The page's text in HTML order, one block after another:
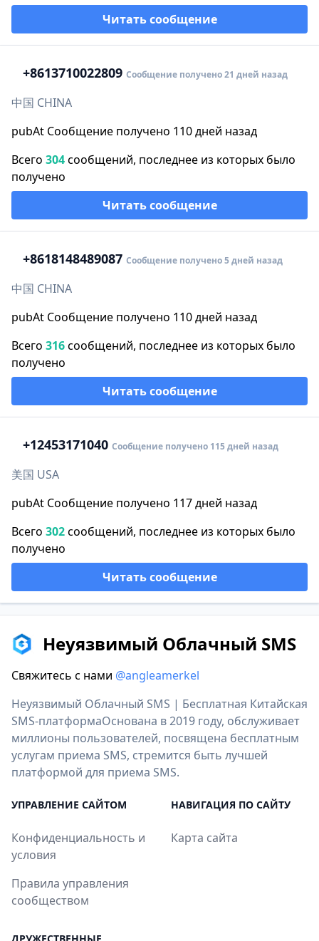
Читать сообщение
+8613710022809 Сообщение получено 21 дней назад
中国 CHINA
pubAt Сообщение получено 110 дней назад
Всего 304сообщений, последнее из которых было
получено
Читать сообщение
+8618148489087 Сообщение получено 5 дней назад
中国 CHINA
pubAt Сообщение получено 110 дней назад
Всего 316сообщений, последнее из которых было
получено
Читать сообщение
+12453171040 Сообщение получено 115 дней назад
美国 USA
pubAt Сообщение получено 117 дней назад
Всего 302сообщений, последнее из которых было
получено
Читать сообщение
Неуязвимый Облачный SMS
Свяжитесь с нами @angleamerkel
Неуязвимый Облачный SMS | Бесплатная Китайская
SMS-платформаОснована в 2019 году, обслуживает
миллионы пользователей, посвящена бесплатным
услугам приема SMS, стремится быть лучшей
платформой для приема SMS.
УПРАВЛЕНИЕ САЙТОМ
Конфиденциальность и
условия
Правила управления
сообществом
НАВИГАЦИЯ ПО САЙТУ
Карта сайта